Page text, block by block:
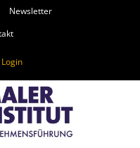
Newsletter
Login